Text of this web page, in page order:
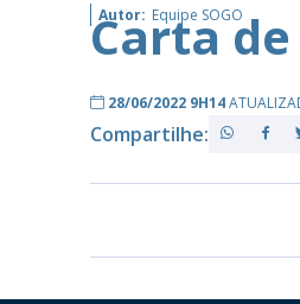
Mamanguape
–
PB
Autor: Equipe SOGO
Carta
28/06/2022 9H14
Compartilhe: